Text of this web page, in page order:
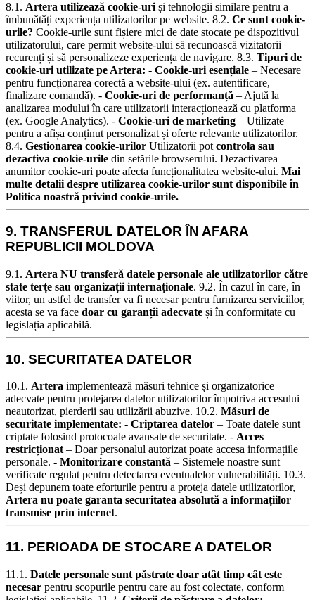
8.1. Artera utilizează cookie-uri și tehnologii similare pentru a
îmbunătăți experiența utilizatorilor pe website. 8.2. Ce sunt cookie-
urile? Cookie-urile sunt fișiere mici de date stocate pe dispozitivul
utilizatorului, care permit website-ului să recunoască vizitatorii
recurenți și să personalizeze experiența de navigare. 8.3. Tipuri de
cookie-uri utilizate pe Artera: - Cookie-uri esențiale – Necesare
pentru funcționarea corectă a website-ului (ex. autentificare,
finalizare comandă). - Cookie-uri de performanță – Ajută la
analizarea modului în care utilizatorii interacționează cu platforma
(ex. Google Analytics). - Cookie-uri de marketing – Utilizate
pentru a afișa conținut personalizat și oferte relevante utilizatorilor.
8.4. Gestionarea cookie-urilor Utilizatorii pot controla sau
dezactiva cookie-urile din setările browserului. Dezactivarea
anumitor cookie-uri poate afecta funcționalitatea website-ului. Mai
multe detalii despre utilizarea cookie-urilor sunt disponibile în
Politica noastră privind cookie-urile.
9. TRANSFERUL DATELOR ÎN AFARA
REPUBLICII MOLDOVA
9.1. Artera NU transferă datele personale ale utilizatorilor către
state terțe sau organizații internaționale. 9.2. În cazul în care, în
viitor, un astfel de transfer va fi necesar pentru furnizarea serviciilor,
acesta se va face doar cu garanții adecvate și în conformitate cu
legislația aplicabilă.
10. SECURITATEA DATELOR
10.1. Artera implementează măsuri tehnice și organizatorice
adecvate pentru protejarea datelor utilizatorilor împotriva accesului
neautorizat, pierderii sau utilizării abuzive. 10.2. Măsuri de
securitate implementate: - Criptarea datelor – Toate datele sunt
criptate folosind protocoale avansate de securitate. - Acces
restricționat – Doar personalul autorizat poate accesa informațiile
personale. - Monitorizare constantă – Sistemele noastre sunt
verificate regulat pentru detectarea eventualelor vulnerabilități. 10.3.
Deși depunem toate eforturile pentru a proteja datele utilizatorilor,
Artera nu poate garanta securitatea absolută a informațiilor
transmise prin internet.
11. PERIOADA DE STOCARE A DATELOR
11.1. Datele personale sunt păstrate doar atât timp cât este
necesar pentru scopurile pentru care au fost colectate, conform